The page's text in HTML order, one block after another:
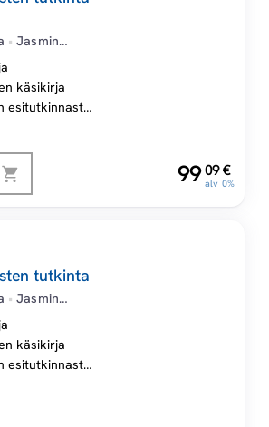
• Jasmin
käsikirja
esitutkinnasta,
99,09€
alv 0%
tutkinta
• Jasmin
käsikirja
esitutkinnasta,